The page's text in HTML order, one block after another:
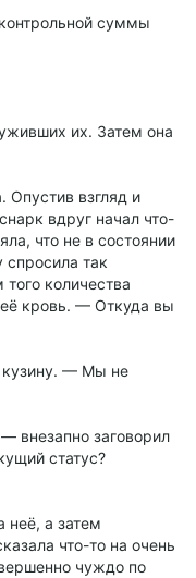
суммы
их. Затем она
взгляд и
вдруг начал что-
что не в состоянии
спросила так
количества
кровь. — Откуда вы
кузину. — Мы не
внезапно заговорил
статус?
неё, а затем
что-то на очень
чуждо по